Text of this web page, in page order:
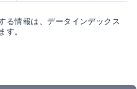
る情報は、データインデックス
す。